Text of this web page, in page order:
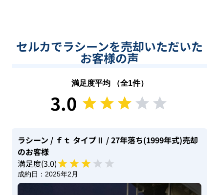
セルカでラシーンを売却いただいた
お客様の声
満足度平均 （全1件）
3.0
ラシーン / ｆｔ タイプⅡ / 27年落ち(1999年式)売却
のお客様
満足度(3.0)
成約日： 2025年2月